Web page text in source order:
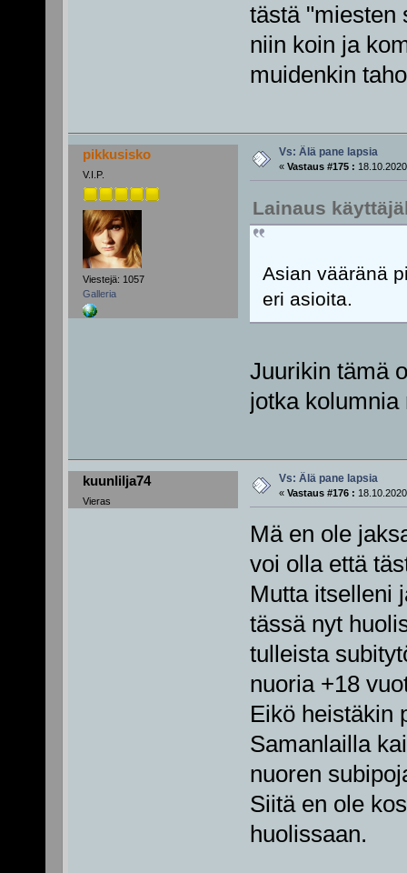
tästä "miesten
niin koin ja
muidenkin
pikkusisko
V.I.P.
Viestejä: 1057
Galleria
Vs: Älä pane lapsia
« Vastaus #175 :
Lainaus
Asian vääränä
eri asioita.
Juurikin tämä
jotka
kuunlilja74
Vieras
Vs: Älä pane lapsia
« Vastaus #176 :
Mä en ole
voi olla että
Mutta itselleni
tässä nyt
tulleista
nuoria +18
Eikö heistäkin
Samanlailla
nuoren
Siitä en ole
huolissaan.